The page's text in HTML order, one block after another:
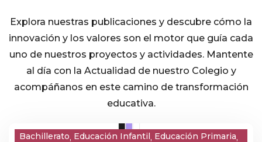
Explora nuestras publicaciones y descubre cómo la
innovación y los valores son el motor que guía cada
uno de nuestros proyectos y actividades. Mantente
al día con la Actualidad de nuestro Colegio y
acompáñanos en este camino de transformación
educativa.
Bachillerato Educación Infantil Educación Primaria